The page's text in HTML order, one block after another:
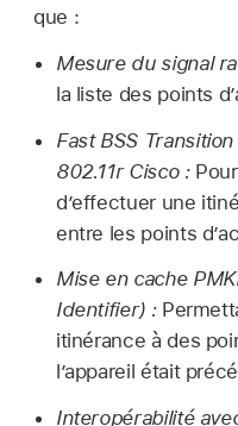
que :
Mesure du signal
la liste des points
Fast BSS
802.11r Cisco :
d’effectuer une
entre les points
Mise en cache
Identifier) :
itinérance à des
l’appareil était
Interopérabilité